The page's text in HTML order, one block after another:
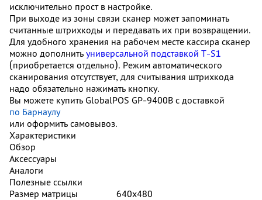
исключительно прост в настройке.
При выходе из зоны связи сканер может запоминать
считанные штрихкоды и передавать их при возвращении.
Для удобного хранения на рабочем месте кассира сканер
можно дополнить универсальной подставкой T-S1
(приобретается отдельно). Режим автоматического
сканирования отсутствует, для считывания штрихкода
надо обязательно нажимать кнопку.
Вы можете купить GlobalPOS GP-9400B с доставкой
по Барнаулу
или оформить самовывоз.
Характеристики
Обзор
Аксессуары
Аналоги
Полезные ссылки
Размер матрицы
640х480